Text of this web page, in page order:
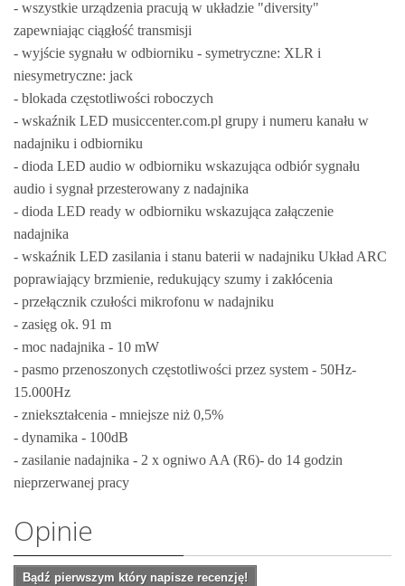
- wszystkie urządzenia pracują w układzie "diversity"
zapewniając ciągłość transmisji
- wyjście sygnału w odbiorniku - symetryczne: XLR i
niesymetryczne: jack
- blokada częstotliwości roboczych
- wskaźnik LED musiccenter.com.pl grupy i numeru kanału w
nadajniku i odbiorniku
- dioda LED audio w odbiorniku wskazująca odbiór sygnału
audio i sygnał przesterowany z nadajnika
- dioda LED ready w odbiorniku wskazująca załączenie
nadajnika
- wskaźnik LED zasilania i stanu baterii w nadajniku Układ ARC
poprawiający brzmienie, redukujący szumy i zakłócenia
- przełącznik czułości mikrofonu w nadajniku
- zasięg ok. 91 m
- moc nadajnika - 10 mW
- pasmo przenoszonych częstotliwości przez system - 50Hz-
15.000Hz
- zniekształcenia - mniejsze niż 0,5%
- dynamika - 100dB
- zasilanie nadajnika - 2 x ogniwo AA (R6)- do 14 godzin
nieprzerwanej pracy
Opinie
Bądź pierwszym który napisze recenzję!